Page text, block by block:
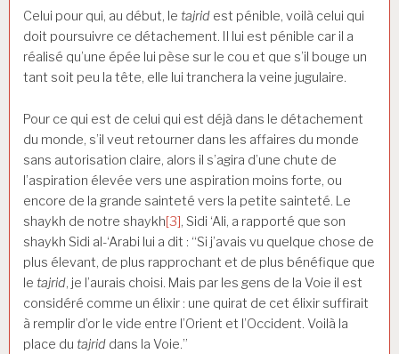
Celui pour qui, au début, le tajrid est pénible, voilà celui qui
doit poursuivre ce détachement. Il lui est pénible car il a
réalisé qu’une épée lui pèse sur le cou et que s’il bouge un
tant soit peu la tête, elle lui tranchera la veine jugulaire.
Pour ce qui est de celui qui est déjà dans le détachement
du monde, s’il veut retourner dans les affaires du monde
sans autorisation claire, alors il s’agira d’une chute de
l’aspiration élevée vers une aspiration moins forte, ou
encore de la grande sainteté vers la petite sainteté. Le
shaykh de notre shaykh[3], Sidi ‘Ali, a rapporté que son
shaykh Sidi al-‘Arabi lui a dit : “Si j’avais vu quelque chose de
plus élevant, de plus rapprochant et de plus bénéfique que
le tajrid, je l’aurais choisi. Mais par les gens de la Voie il est
considéré comme un élixir : une quirat de cet élixir suffirait
à remplir d’or le vide entre l’Orient et l’Occident. Voilà la
place du tajrid dans la Voie.”